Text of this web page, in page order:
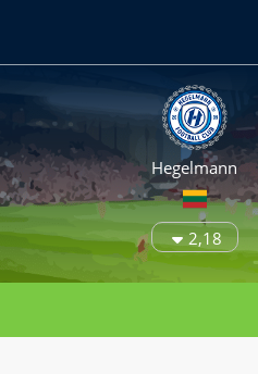
Hegelmann
2,18